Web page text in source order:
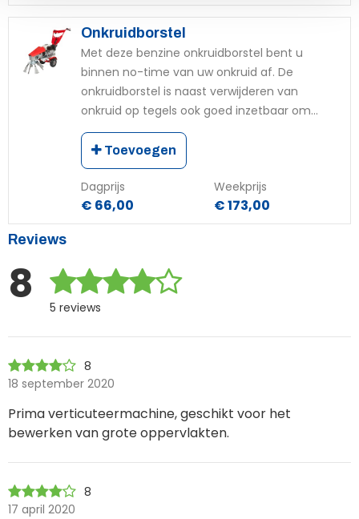
Onkruidborstel
Met deze benzine onkruidborstel bent u
binnen no-time van uw onkruid af. De
onkruidborstel is naast verwijderen van
onkruid op tegels ook goed inzetbaar om...
Toevoegen
Dagprijs
€ 66,00
Weekprijs
€ 173,00
Reviews
8 5 reviews
8
18 september 2020
Prima verticuteermachine, geschikt voor het
bewerken van grote oppervlakten.
8
17 april 2020